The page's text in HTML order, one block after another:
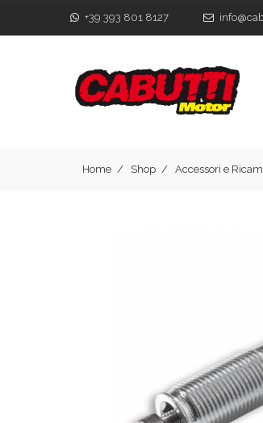
+39 393 801 8127
Home Shop Accessori e